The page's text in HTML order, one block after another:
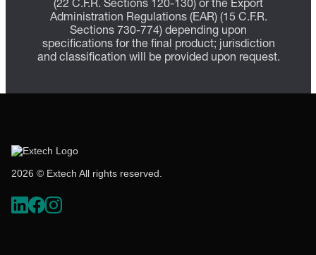
(22 C.F.R. Sections 120-130) or the Export
Administration Regulations (EAR) (15 C.F.R.
Sections 730-774) depending upon
specifications for the final product; jurisdiction
and classification will be provided upon request.
2026 © Extech All rights reserved.